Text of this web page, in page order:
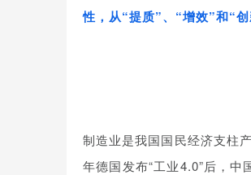
性，从“提质”、“增效”和“
制造业是我国国民经济支柱
年德国发布“工业4.0”后，